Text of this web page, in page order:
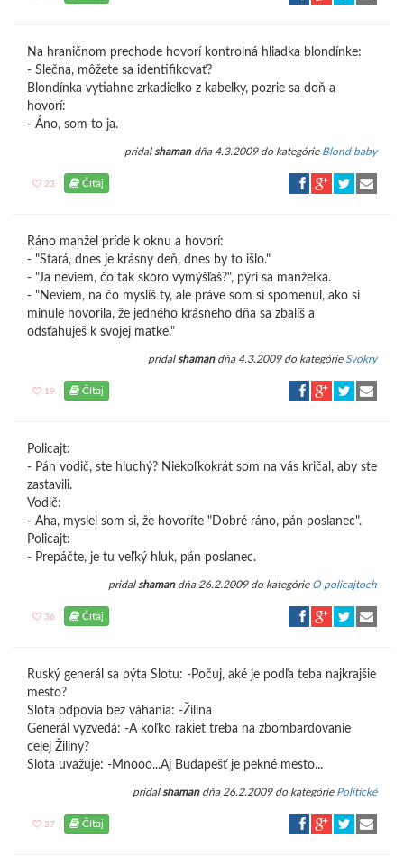
Na hraničnom prechode hovorí kontrolná hliadka blondínke:
- Slečna, môžete sa identifikovať?
Blondínka vytiahne zrkadielko z kabelky, pozrie sa doň a
hovorí:
- Áno, som to ja.
pridal shamandňa 4.3.2009 do kategórie Blond baby
23 Čítaj
Ráno manžel príde k oknu a hovorí:
- "Stará, dnes je krásny deň, dnes by to išlo."
- "Ja neviem, čo tak skoro vymýšľaš?", pýri sa manželka.
- "Neviem, na čo myslíš ty, ale práve som si spomenul, ako si
minule hovorila, že jedného krásneho dňa sa zbalíš a
odsťahuješ k svojej matke."
pridal shamandňa 4.3.2009 do kategórie Svokry
19 Čítaj
Policajt:
- Pán vodič, ste hluchý? Niekoľkokrát som na vás kričal, aby ste
zastavili.
Vodič:
- Aha, myslel som si, že hovoríte "Dobré ráno, pán poslanec".
Policajt:
- Prepáčte, je tu veľký hluk, pán poslanec.
pridal shamandňa 26.2.2009 do kategórie O policajtoch
36 Čítaj
Ruský generál sa pýta Slotu: -Počuj, aké je podľa teba najkrajšie
mesto?
Slota odpovia bez váhania: -Žilina
Generál vyzvedá: -A koľko rakiet treba na zbombardovanie
celej Žiliny?
Slota uvažuje: -Mnooo...Aj Budapešť je pekné mesto...
pridal shamandňa 26.2.2009 do kategórie Politické
37 Čítaj